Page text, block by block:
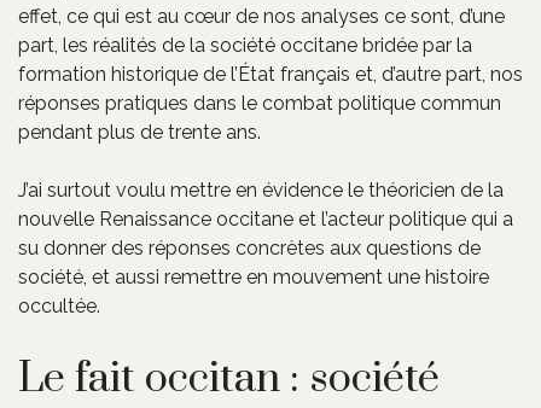
effet, ce qui est au cœur de nos analyses ce sont, d’une
part, les réalités de la société occitane bridée par la
formation historique de l’État français et, d’autre part, nos
réponses pratiques dans le combat politique commun
pendant plus de trente ans.
J’ai surtout voulu mettre en évidence le théoricien de la
nouvelle Renaissance occitane et l’acteur politique qui a
su donner des réponses concrètes aux questions de
société, et aussi remettre en mouvement une histoire
occultée.
Le fait occitan : société